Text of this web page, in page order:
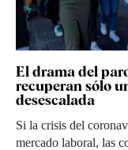
El drama del
recuperan sólo
desescalada
Si la crisis del
mercado laboral, las